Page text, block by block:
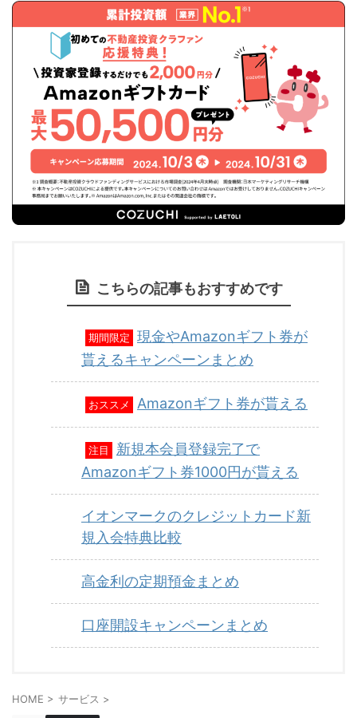
こちらの記事もおすすめです
期間限定
現金やAmazonギフト券が
貰えるキャンペーンまとめ
おススメ Amazonギフト券が貰える
注目
新規本会員登録完了で
Amazonギフト券1000円が貰える
イオンマークのクレジットカード新
規入会特典比較
高金利の定期預金まとめ
口座開設キャンペーンまとめ
HOME > サービス >